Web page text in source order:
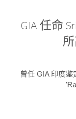
GIA 任命
曾任 GIA 印度